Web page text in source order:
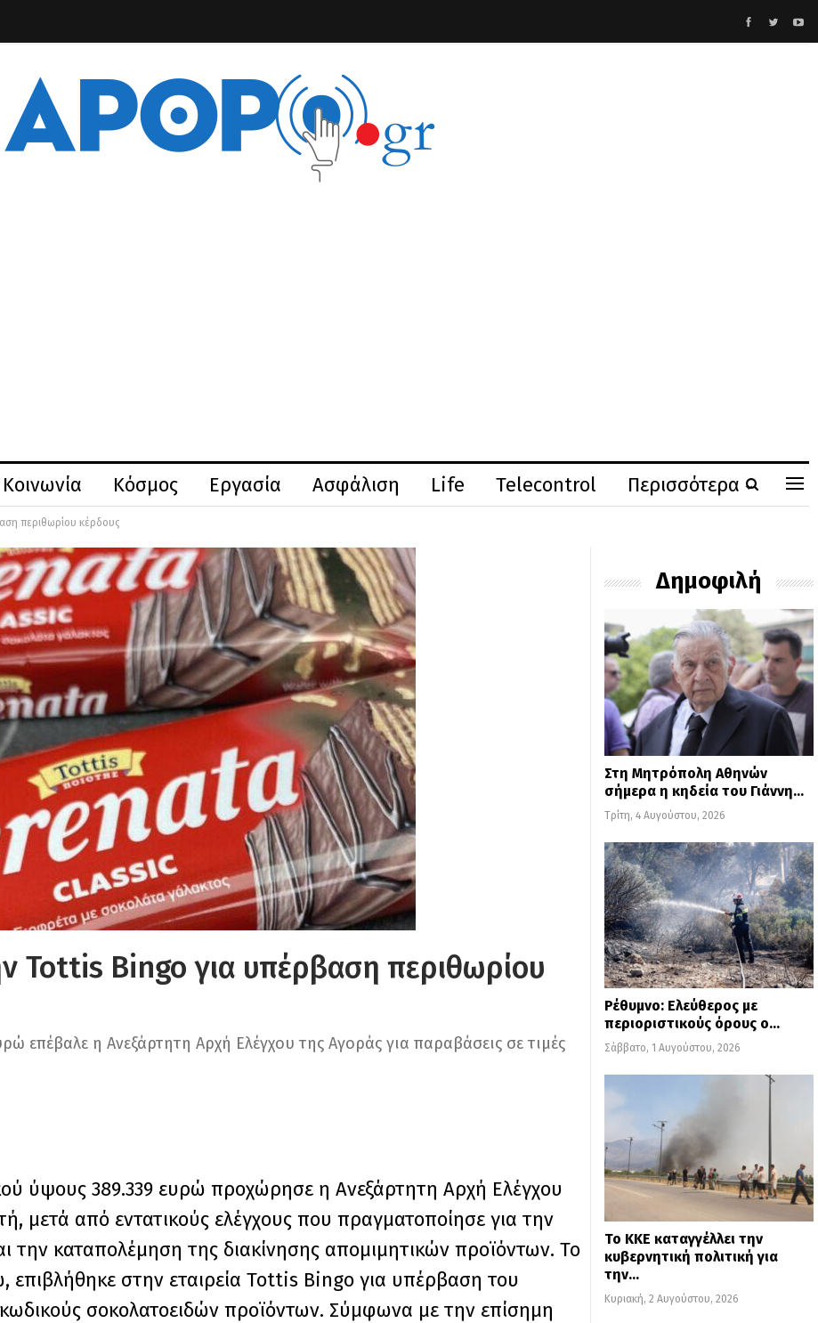
Κοινωνία Κόσμος Εργασία Ασφάλιση Life Telecontrol Περισσότερα
περιθωρίου κέρδους
Tottis Bingo για υπέρβαση περιθωρίου
επέβαλε η Ανεξάρτητη Αρχή Ελέγχου της Αγοράς για παραβάσεις σε τιμές
ύψους 389.339 ευρώ προχώρησε η Ανεξάρτητη Αρχή Ελέγχου
μετά από εντατικούς ελέγχους που πραγματοποίησε για την
την καταπολέμηση της διακίνησης απομιμητικών προϊόντων. Το
στην εταιρεία Tottis Bingo για υπέρβαση του
σοκολατοειδών προϊόντων. Σύμφωνα με την επίσημη
Δημοφιλή
Στη Μητρόπολη Αθηνών
σήμερα η κηδεία του Γιάννη…
Τρίτη, 4 Αυγούστου, 2026
Ρέθυμνο: Ελεύθερος με
περιοριστικούς όρους ο…
Σάββατο, 1 Αυγούστου, 2026
Το ΚΚΕ καταγγέλλει την
κυβερνητική πολιτική για
την…
Κυριακή, 2 Αυγούστου, 2026